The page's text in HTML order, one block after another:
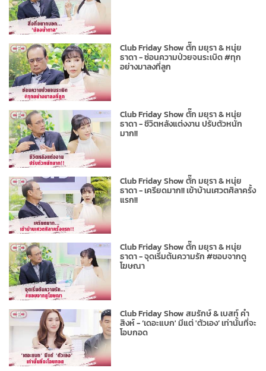
Club Friday Show ตั๊ก มยุรา & หนุ่ย
ธาดา - ซ่อนความป่วยจนระเบิด #ทุก
อย่างมาลงที่ลูก
Club Friday Show ตั๊ก มยุรา & หนุ่ย
ธาดา - ชีวิตหลังแต่งงาน ปรับตัวหนัก
มาก!!
Club Friday Show ตั๊ก มยุรา & หนุ่ย
ธาดา - เครียดมาก!! เข้าบ้านเศวตศิลาครั้ง
แรก!!
Club Friday Show ตั๊ก มยุรา & หนุ่ย
ธาดา - จุดเริ่มต้นความรัก #ชอบจากดู
โฆษณา
Club Friday Show สมรักษ์ & เบสท์ คำ
สิงห์ - ‘เดอะแบก' มีแต่ 'ตัวเอง’ เท่านั้นที่จะ
โอบกอด